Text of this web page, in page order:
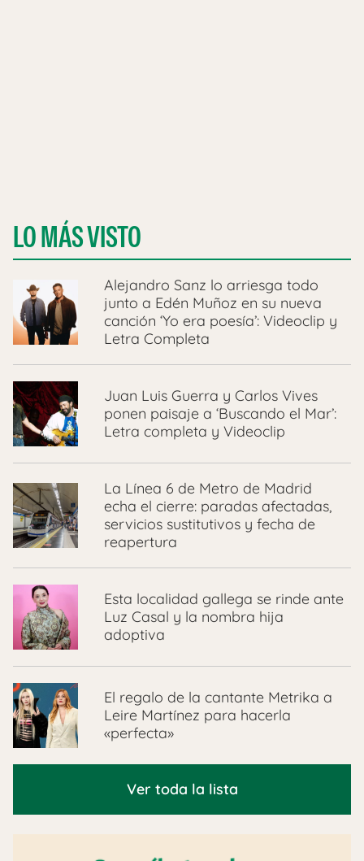
LO MÁS VISTO
Alejandro Sanz lo arriesga todo
junto a Edén Muñoz en su nueva
canción ‘Yo era poesía’: Videoclip y
Letra Completa
Juan Luis Guerra y Carlos Vives
ponen paisaje a ‘Buscando el Mar’:
Letra completa y Videoclip
La Línea 6 de Metro de Madrid
echa el cierre: paradas afectadas,
servicios sustitutivos y fecha de
reapertura
Esta localidad gallega se rinde ante
Luz Casal y la nombra hija
adoptiva
El regalo de la cantante Metrika a
Leire Martínez para hacerla
«perfecta»
Ver toda la lista